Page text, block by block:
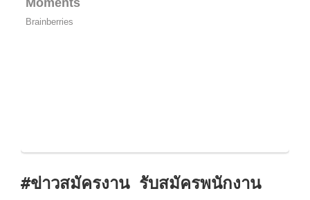
#ข่าวสมัครงาน รับสมัครพนักงาน